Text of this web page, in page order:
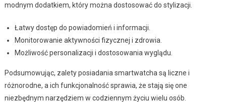
modnym dodatkiem, który można dostosować do stylizacji.
Łatwy dostęp do powiadomień i informacji.
Monitorowanie aktywności fizycznej i zdrowia.
Możliwość personalizacji i dostosowania wyglądu.
Podsumowując, zalety posiadania smartwatcha są liczne i
różnorodne, a ich funkcjonalność sprawia, że stają się one
niezbędnym narzędziem w codziennym życiu wielu osób.